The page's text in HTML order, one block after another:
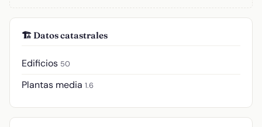
🏗️ Datos catastrales
Edificios 50
Plantas media 1.6